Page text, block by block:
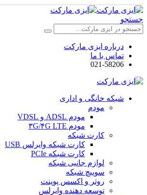
جستجو
درباره ایزی مارکت
تماس با ما
021-58206
شبکه خانگی و اداری
مودم
مودم ADSL و VDSL
مودم ۳G/۴G LTE
کارت شبکه
کارت شبکه وایرلس USB
کارت شبکه PCIe
لوازم جانبی شبکه
سوییچ شبکه
روتر و اکسس پوینت
توسعه دهنده وایرلس